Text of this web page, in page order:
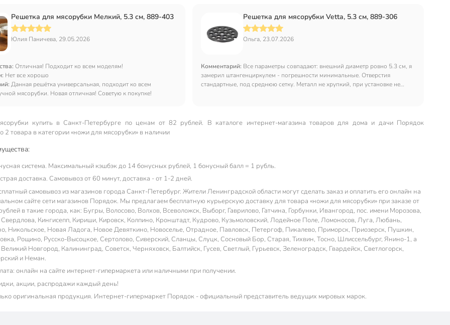
Решетка для мясорубки Мелкий, 5.3 см, 889-403
Юлия Паничева, 29.05.2026
Отличная! Подходит ко всем моделям!
Нет все хорошо
Данная решётка универсальная, подходит ко всем
мясорубки. Новая отличная! Советую к покупке!
Решетка для мясорубки Vetta, 5.3 см, 889-306
Ольга, 23.07.2026
Комментарий: Все параметры совпадают: внешний диаметр ровно 5.3 см, я
замерил штангенциркулем - погрешности минимальные. Отверстия
стандартные, под среднюю сетку. Металл не хрупкий, при установке не
купить в Санкт-Петербургe по ценам от 82 рублей. В каталоге интернет-магазина товаров для дома и дачи Порядок
2 товара в категории «ножи для мясорубки» в наличии
система. Максимальный кэшбэк до 14 бонусных рублей, 1 бонусный балл = 1 рубль.
доставка. Самовывоз от 60 минут, доставка - от 1-2 дней.
самовывоз из магазинов города Санкт-Петербург. Жители Ленинградской области могут сделать заказ и оплатить его онлайн на
сайте сети магазинов Порядок. Мы предлагаем бесплатную курьерскую доставку для товара «ножи для мясорубки» при заказе от
в такие города, как: Бугры, Волосово, Волхов, Всеволожск, Выборг, Гаврилово, Гатчина, Горбунки, Ивангород, пос. имени Морозова,
Кингисепп, Кириши, Кировск, Колпино, Кронштадт, Кудрово, Кузьмоловский, Лодейное Поле, Ломоносов, Луга, Любань,
Никольское, Новая Ладога, Новое Девяткино, Новоселье, Отрадное, Павловск, Петергоф, Пикалево, Приморск, Приозерск, Пушкин,
Рощино, Русско-Высоцкое, Сертолово, Сиверский, Сланцы, Слуцк, Сосновый Бор, Старая, Тихвин, Тосно, Шлиссельбург, Янино-1, а
Новгород, Калининград, Советск, Черняховск, Балтийск, Гусев, Светлый, Гурьевск, Зеленоградск, Гвардейск, Светлогорск,
и Неман.
онлайн на сайте интернет-гипермаркета или наличными при получении.
акции, распродажи каждый день!
оригинальная продукция. Интернет-гипермаркет Порядок - официальный представитель ведущих мировых марок.